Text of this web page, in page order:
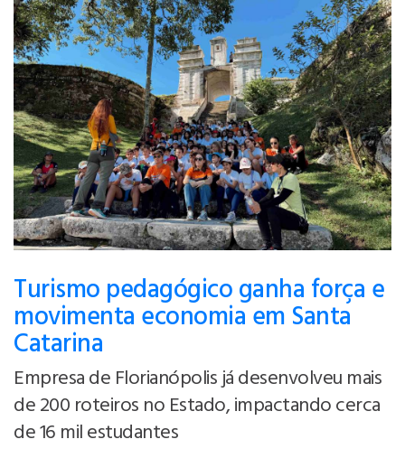
Turismo pedagógico ganha força e
movimenta economia em Santa
Catarina
Empresa de Florianópolis já desenvolveu mais
de 200 roteiros no Estado, impactando cerca
de 16 mil estudantes